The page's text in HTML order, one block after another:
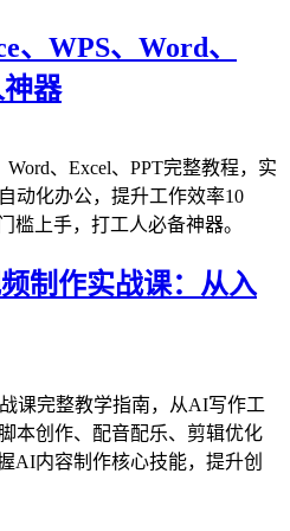
、WPS、Word、
器
Word、Excel、PPT完整教程，实
动化办公，提升工作效率10
槛上手，打工人必备神器。
制作实战课：从入
课完整教学指南，从AI写作工
本创作、配音配乐、剪辑优化
AI内容制作核心技能，提升创